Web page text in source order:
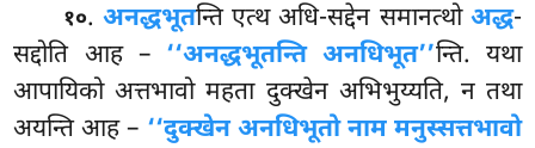
१०.अनद्धभूतन्ति एत्थ अधि-सद्देन समानत्थो अद्ध-
सद्दोति आह – ‘‘अनद्धभूतन्ति अनधिभूत’’न्ति. यथा
आपायिको अत्तभावो महता दुक्खेन अभिभुय्यति, न तथा
अयन्ति आह – ‘‘दुक्खेन अनधिभूतो नाम मनुस्सत्तभावो